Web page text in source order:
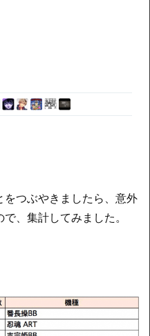
つぶやきましたら、意外
、集計してみました。